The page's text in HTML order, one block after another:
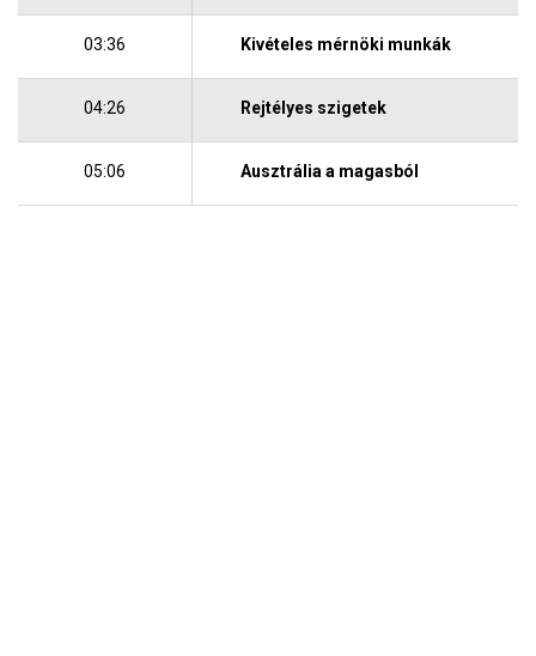
03:36 Kivételes mérnöki munkák
04:26 Rejtélyes szigetek
05:06 Ausztrália a magasból